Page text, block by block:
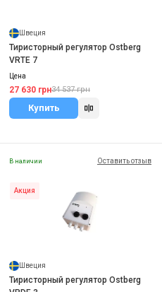
Швеция
Тиристорный регулятор Ostberg
VRTE 7
Цена
27 630 грн34 537 грн
Купить
В наличии Оставить отзыв
Акция
Швеция
Тиристорный регулятор Ostberg